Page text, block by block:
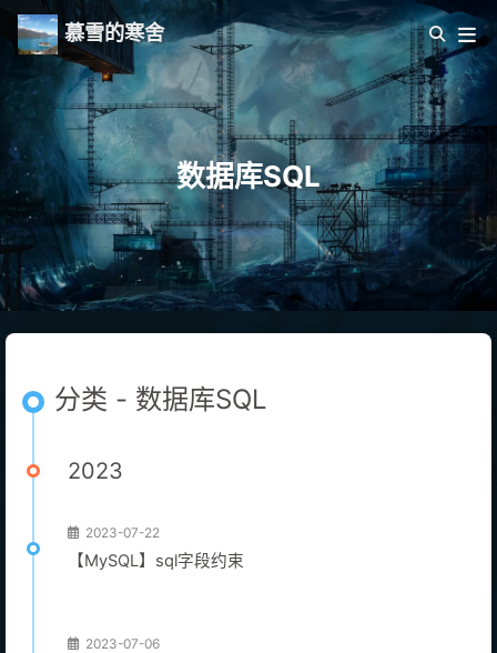
慕雪的寒舍
数据库SQL
分类 - 数据库SQL
2023
2023-07-22
【MySQL】sql字段约束
2023-07-06